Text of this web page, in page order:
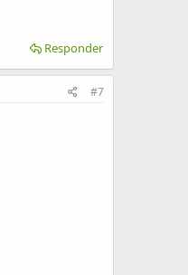
Responder
#7